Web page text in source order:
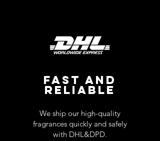
FAST AND
RELIABLE
We ship our high-quality
fragrances quickly and safely
with DHL&DPD.